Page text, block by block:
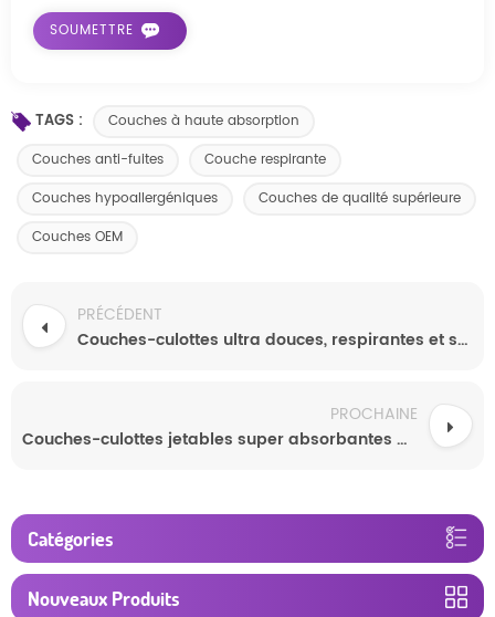
TAGS :
Couches à haute absorption
Couches anti-fuites
Couche respirante
Couches hypoallergéniques
Couches de qualité supérieure
Couches OEM
PRÉCÉDENT
Couches-culottes ultra douces, respirantes et super absorbantes pour bébé, avec barrière anti-fuites.
PROCHAINE
Couches-culottes jetables super absorbantes personnalisées pour bébés (fabricant OEM chinois) avec échantillons gratuits des marques les plus vendues
Catégories
Nouveaux Produits